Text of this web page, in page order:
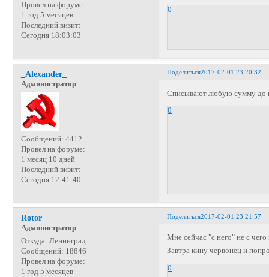
Провел на форуме:
1 год 5 месяцев
Последний визит:
Сегодня 18:03:03
0
Поделиться2017-02-01 23:20:32
_Alexander_
Администратор
Сообщений: 4412
Провел на форуме:
1 месяц 10 дней
Последний визит:
Сегодня 12:41:40
Списывают любую сумму до
0
Поделиться2017-02-01 23:21:57
Rotor
Администратор
Откуда: Ленинград
Сообщений: 18846
Провел на форуме:
1 год 5 месяцев
Мне сейчас "с него" не с чего
Завтра кину червонец и
0